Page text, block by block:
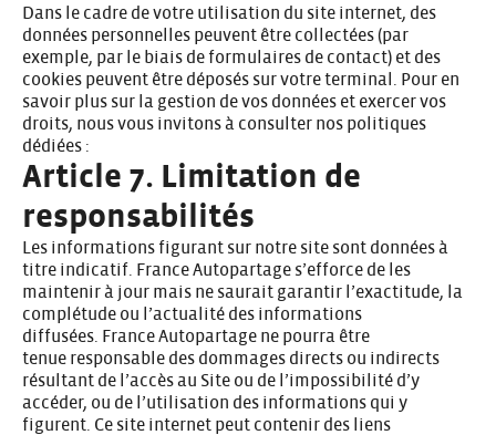
Dans le cadre de votre utilisation du site internet, des
données personnelles peuvent être collectées (par
exemple, par le biais de formulaires de contact) et des
cookies peuvent être déposés sur votre terminal. Pour en
savoir plus sur la gestion de vos données et exercer vos
droits, nous vous invitons à consulter nos politiques
dédiées :
Article 7. Limitation de
responsabilités
Les informations figurant sur notre site sont données à
titre indicatif. France Autopartage s’efforce de les
maintenir à jour mais ne saurait garantir l’exactitude, la
complétude ou l’actualité des informations
diffusées. France Autopartage ne pourra être
tenue responsable des dommages directs ou indirects
résultant de l’accès au Site ou de l’impossibilité d’y
accéder, ou de l’utilisation des informations qui y
figurent. Ce site internet peut contenir des liens